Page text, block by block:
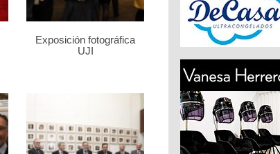
Exposición fotográfica
UJI